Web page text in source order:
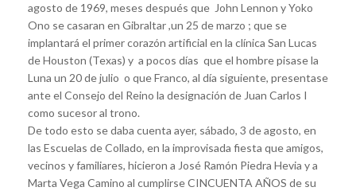
agosto de 1969, meses después que John Lennon y Yoko
Ono se casaran en Gibraltar ,un 25 de marzo ; que se
implantará el primer corazón artificial en la clínica San Lucas
de Houston (Texas) y a pocos días que el hombre pisase la
Luna un 20 de julio o que Franco, al día siguiente, presentase
ante el Consejo del Reino la designación de Juan Carlos I
como sucesor al trono.
De todo esto se daba cuenta ayer, sábado, 3 de agosto, en
las Escuelas de Collado, en la improvisada fiesta que amigos,
vecinos y familiares, hicieron a José Ramón Piedra Hevia y a
Marta Vega Camino al cumplirse CINCUENTA AÑOS de su